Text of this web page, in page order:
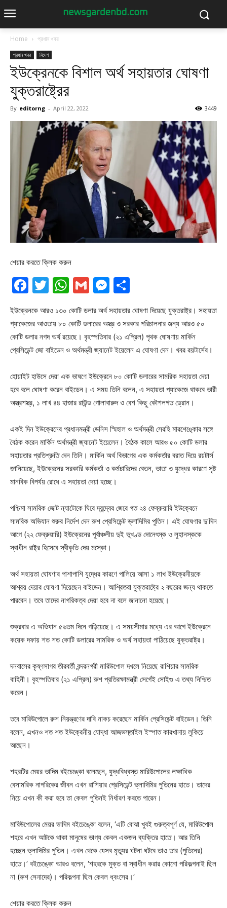
Home প্রধান খবর
প্রধান খবর বিদেশ
ইউক্রেনকে বিশাল অর্থ সহায়তার ঘোষণা
যুক্তরাষ্ট্রের
By editorng - April 22, 2022 3449
শেয়ার করতে ক্লিক করুন
Facebook
Twitter
WhatsApp
GmailMessenger
ইউক্রেনকে আরও ১৩০ কোটি ডলার অর্থ সহায়তার ঘোষণা দিয়েছে যুক্তরাষ্ট্র। সহায়তা
প্যাকেজের আওতায় ৮০ কোটি ডলারের অস্ত্র ও সরকার পরিচালনার জন্য আরও ৫০
কোটি ডলার নগদ অর্থ রয়েছে। বৃহস্পতিবার (২১ এপ্রিল) পৃথক ঘোষণায় মার্কিন
প্রেসিডেন্ট জো বাইডেন ও অর্থমন্ত্রী জ্যানেট ইয়েলেন এ ঘোষণা দেন। খবর রয়টার্সের।
হোয়াইট হাউসে দেয়া এক ভাষণে ইউক্রেনে ৮০ কোটি ডলারের সামরিক সহায়তা দেয়া
হবে বলে ঘোষণা করেন বাইডেন। এ সময় তিনি বলেন, এ সহায়তা প্যাকেজে থাকবে ভারী
অস্ত্রশস্ত্র, ১ লাখ ৪৪ হাজার রাউন্ড গোলাবারুদ ও বেশ কিছু কৌশলগত ড্রোন।
একই দিন ইউক্রেনের প্রধানমন্ত্রী ডেনিস স্মিহাল ও অর্থমন্ত্রী সেরহি মারশেঙ্কোর সঙ্গে
বৈঠক করেন মার্কিন অর্থমন্ত্রী জ্যানেট ইয়েলেন। বৈঠক কালে আরও ৫০ কোটি ডলার
সহায়তার প্রতিশ্রুতি দেন তিনি। মার্কিন অর্থ বিভাগের এক কর্মকর্তার বরাত দিয়ে রয়টার্স
জানিয়েছে, ইউক্রেনের সরকারি কর্মকর্তা ও কর্মচারিদের বেতন, ভাতা ও যুদ্ধের কারণে সৃষ্ট
মানবিক বিপর্যয় রোধে এ সহায়তা দেয়া হচ্ছে।
পশ্চিমা সামরিক জোট ন্যাটোকে ঘিরে দ্বন্দ্বের জেরে গত ২৪ ফেব্রুয়ারি ইউক্রেনে
সামরিক অভিযান শুরুর নির্দেশ দেন রুশ প্রেসিডেন্ট ভ্লাদিমির পুতিন। এই ঘোষণার দু’দিন
আগে (২২ ফেব্রুয়ারি) ইউক্রেনের পূর্বাঞ্চলীয় দুই ভূখণ্ড দোনেৎস্ক ও লুহানস্ককে
স্বাধীন রাষ্ট্র হিসেবে স্বীকৃতি দেয় মস্কো।
অর্থ সহায়তা ঘোষণার পাশাপাশি যুদ্ধের কারণে পালিয়ে আসা ১ লাখ ইউক্রেনীয়কে
আশ্রয় দেয়ার ঘোষণা দিয়েছেন বাইডেন। আশ্রিতরা যুক্তরাষ্ট্রে ২ বছরের জন্য থাকতে
পারবেন। তবে তাদের নাগরিকত্ব দেয়া হবে না বলে জানানো হয়েছে।
শুক্রবার এ অভিযান ৫৬তম দিনে গড়িয়েছে। এ সময়সীমার মধ্যে এর আগে ইউক্রেনে
কয়েক দফায় শত শত কোটি ডলারের সামরিক ও অর্থ সহায়তা পাঠিয়েছে যুক্তরাষ্ট্র।
দনবাসের কৃষ্ণসাগর তীরবর্তী বন্দরনগরী মারিউপোল দখলে নিয়েছে রাশিয়ার সামরিক
বাহিনী। বৃহস্পতিবার (২১ এপ্রিল) রুশ প্রতিরক্ষামন্ত্রী সের্গেই সোইগু এ তথ্য নিশ্চিত
করেন।
তবে মারিউপোলে রুশ নিয়ন্ত্রণের দাবি নাকচ করেছেন মার্কিন প্রেসিডেন্ট বাইডেন। তিনি
বলেন, এখনও শত শত ইউক্রেনীয় যোদ্ধা আজভস্তাইল ইস্পাত কারখানায় লুকিয়ে
আছেন।
শহরটির মেয়র ভাদিম বইচেঙ্কো বলেছেন, যুদ্ধবিধ্বস্ত মারিউপোলের লক্ষাধিক
বেসামরিক নাগরিকের জীবন এখন রাশিয়ার প্রেসিডেন্ট ভ্লাদিমির পুতিনের হাতে। তাদের
নিয়ে এখন কী করা হবে তা কেবল পুতিনই নির্ধারণ করতে পারেন।
মারিউপোলের মেয়র ভাদিম বইচেঙ্কো বলেন, ‘এটি বোঝা খুবই গুরুত্বপূর্ণ যে, মারিউপোল
শহরে এখন আটকে থাকা মানুষের ভাগ্য কেবল একজন ব্যক্তির হাতে। আর তিনি
হচ্ছেন ভ্লাদিমির পুতিন। এখন থেকে যেসব মৃত্যুর ঘটনা ঘটবে তাও তার (পুতিনের)
হাতে।’ বইচেঙ্কো আরও বলেন, ‘শহরকে মুক্ত বা স্বাধীন করার কোনো পরিকল্পনাই ছিল
না (রুশ সেনাদের)। পরিকল্পনা ছিল কেবল ধ্বংসের।’
শেয়ার করতে ক্লিক করুন